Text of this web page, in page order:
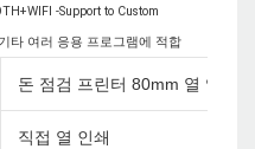
-Support to Custom
돈 점검 프린터 80mm 열 영수
직접 열 인쇄